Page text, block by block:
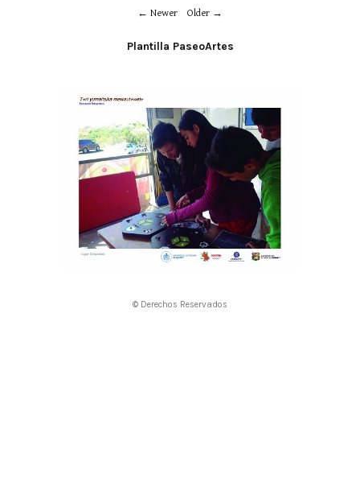
Newer Older
Plantilla PaseoArtes
© Derechos Reservados